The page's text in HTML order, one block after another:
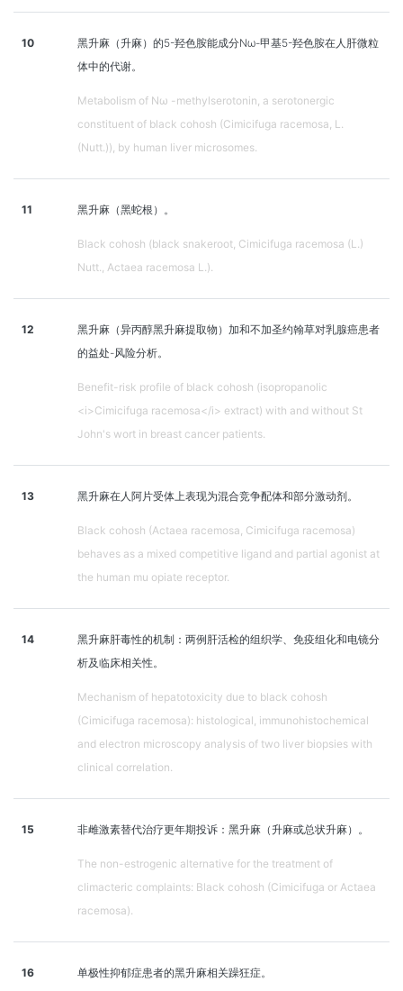
10
黑升麻（升麻）的5-羟色胺能成分Nω-甲基5-羟色胺在人肝微粒
体中的代谢。
Metabolism of Nω -methylserotonin, a serotonergic
constituent of black cohosh (Cimicifuga racemosa, L.
(Nutt.)), by human liver microsomes.
11 黑升麻（黑蛇根）。
Black cohosh (black snakeroot, Cimicifuga racemosa (L.)
Nutt., Actaea racemosa L.).
12
黑升麻（异丙醇黑升麻提取物）加和不加圣约翰草对乳腺癌患者
的益处-风险分析。
Benefit-risk profile of black cohosh (isopropanolic
<i>Cimicifuga racemosa</i> extract) with and without St
John's wort in breast cancer patients.
13 黑升麻在人阿片受体上表现为混合竞争配体和部分激动剂。
Black cohosh (Actaea racemosa, Cimicifuga racemosa)
behaves as a mixed competitive ligand and partial agonist at
the human mu opiate receptor.
14
黑升麻肝毒性的机制：两例肝活检的组织学、免疫组化和电镜分
析及临床相关性。
Mechanism of hepatotoxicity due to black cohosh
(Cimicifuga racemosa): histological, immunohistochemical
and electron microscopy analysis of two liver biopsies with
clinical correlation.
15 非雌激素替代治疗更年期投诉：黑升麻（升麻或总状升麻）。
The non-estrogenic alternative for the treatment of
climacteric complaints: Black cohosh (Cimicifuga or Actaea
racemosa).
16 单极性抑郁症患者的黑升麻相关躁狂症。